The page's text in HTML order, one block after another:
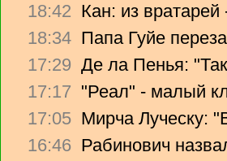
18:42 Кан: из вратарей
18:34 Папа Гуйе
17:29 Де ла Пенья:
17:17 "Реал" - малый
17:05 Мирча Луческу:
16:46 Рабинович